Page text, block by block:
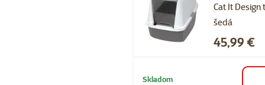
Cat It Design
šedá
Cena
45,99 €
Skladom